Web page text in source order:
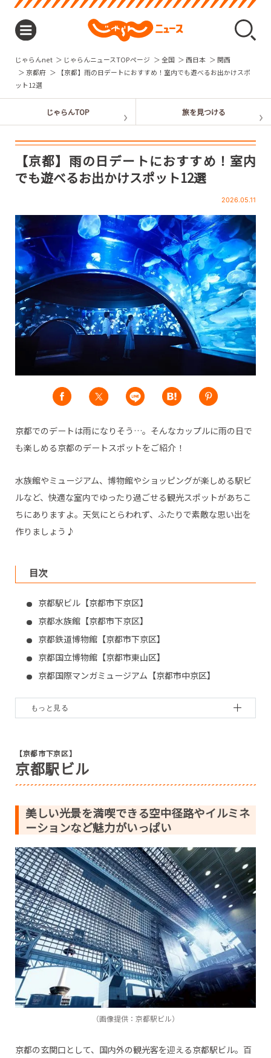
じゃらんnet じゃらんニュースTOPページ 全国 西日本
関西
京都府
【京都】雨の日デートにおすすめ！室内でも遊べるお出かけスポ
ット12選
2026.05.11
【京都】雨の日デートにおすすめ！室内
でも遊べるお出かけスポット12選
京都でのデートは雨になりそう…。そんなカップルに雨の日で
も楽しめる京都のデートスポットをご紹介！
水族館やミュージアム、博物館やショッピングが楽しめる駅ビ
ルなど、快適な室内でゆったり過ごせる観光スポットがあちこ
ちにありますよ。天気にとらわれず、ふたりで素敵な思い出を
作りましょう♪
目次
京都駅ビル【京都市下京区】
京都水族館【京都市下京区】
京都鉄道博物館【京都市下京区】
京都国立博物館【京都市東山区】
京都国際マンガミュージアム【京都市中京区】
京都国立近代美術館【京都市左京区】
月桂冠大倉記念館【京都市伏見区】
キザクラカッパカントリー【京都市伏見区】
道の駅スプリングスひよし ひよし温泉【南丹市】
アサヒグループ大山崎山荘美術館【乙訓郡】
【京都市下京区】
京都駅ビル
美しい光景を満喫できる空中径路やイルミネ
ーションなど魅力がいっぱい
（画像提供：京都駅ビル）
京都の玄関口として、国内外の観光客を迎える京都駅ビル。百